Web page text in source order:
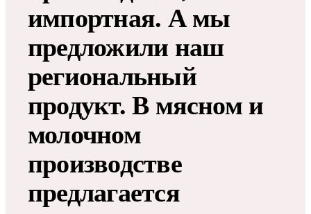
импортная. А мы
предложили наш
региональный
продукт. В мясном и
молочном
производстве
предлагается